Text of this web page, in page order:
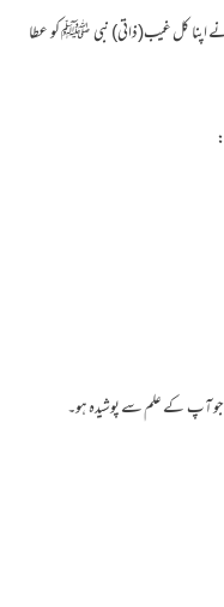
اپنا کل غیب(ذاتی) نبی ﷺ کو عطا
جو آپ کے علم سے پوشیدہ ہو۔